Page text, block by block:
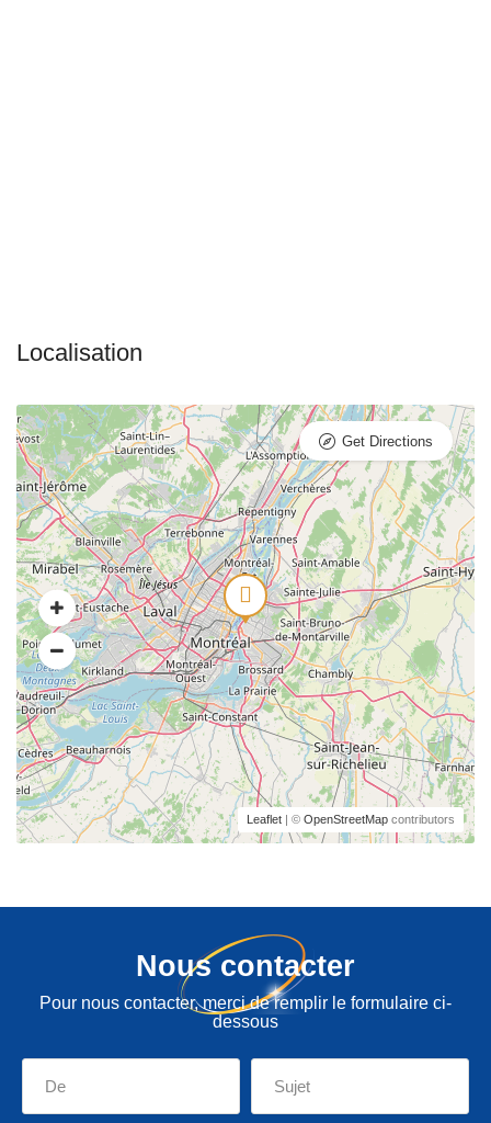
Leaflet | © OpenStreetMap contributors
Get Directions
Nous contacter
Pour nous contacter, merci de remplir le formulaire ci-
dessous